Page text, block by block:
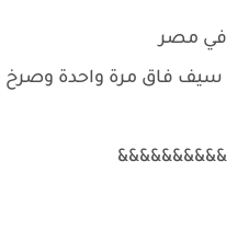
في مصر
سيف فاق مرة واحدة وصرخ
&&&&&&&&&&